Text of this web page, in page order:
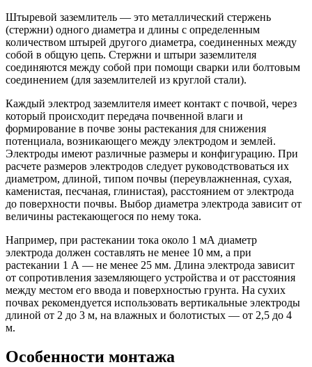
Штыревой заземлитель — это металлический стержень
(стержни) одного диаметра и длины с определенным
количеством штырей другого диаметра, соединенных между
собой в общую цепь. Стержни и штыри заземлителя
соединяются между собой при помощи сварки или болтовым
соединением (для заземлителей из круглой стали).
Каждый электрод заземлителя имеет контакт с почвой, через
который происходит передача почвенной влаги и
формирование в почве зоны растекания для снижения
потенциала, возникающего между электродом и землей.
Электроды имеют различные размеры и конфигурацию. При
расчете размеров электродов следует руководствоваться их
диаметром, длиной, типом почвы (переувлажненная, сухая,
каменистая, песчаная, глинистая), расстоянием от электрода
до поверхности почвы. Выбор диаметра электрода зависит от
величины растекающегося по нему тока.
Например, при растекании тока около 1 мА диаметр
электрода должен составлять не менее 10 мм, а при
растекании 1 А — не менее 25 мм. Длина электрода зависит
от сопротивления заземляющего устройства и от расстояния
между местом его ввода и поверхностью грунта. На сухих
почвах рекомендуется использовать вертикальные электроды
длиной от 2 до 3 м, на влажных и болотистых — от 2,5 до 4
м.
Особенности монтажа